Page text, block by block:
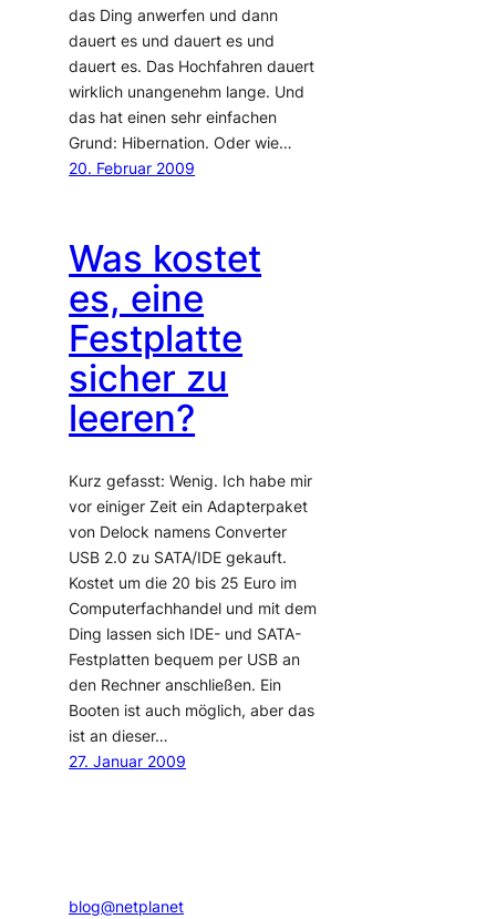
das Ding anwerfen und dann
dauert es und dauert es und
dauert es. Das Hochfahren dauert
wirklich unangenehm lange. Und
das hat einen sehr einfachen
Grund: Hibernation. Oder wie…
20. Februar 2009
Was kostet
es, eine
Festplatte
sicher zu
leeren?
Kurz gefasst: Wenig. Ich habe mir
vor einiger Zeit ein Adapterpaket
von Delock namens Converter
USB 2.0 zu SATA/IDE gekauft.
Kostet um die 20 bis 25 Euro im
Computerfachhandel und mit dem
Ding lassen sich IDE- und SATA-
Festplatten bequem per USB an
den Rechner anschließen. Ein
Booten ist auch möglich, aber das
ist an dieser…
27. Januar 2009
blog@netplanet